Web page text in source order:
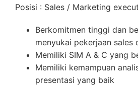
Posisi : Sales / Marketing
Berkomitmen tinggi dan
menyukai pekerjaan sales
Memiliki SIM A & C yang
Memiliki kemampuan
presentasi yang baik